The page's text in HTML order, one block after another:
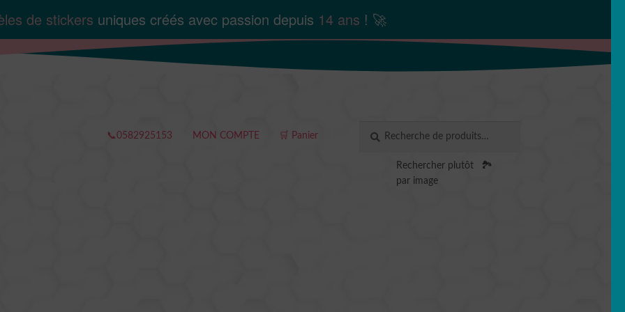
de stickers uniques créés avec passion depuis 14 ans ! 🚀
📞0582925153 MON COMPTE 🛒 Panier
pour :
RECHERCHE
Rechercher plutôt
par image
🏞️